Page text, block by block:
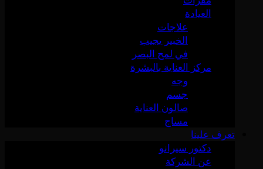
العيادة
علاجات
الخبير يجيب
في لمح البصر
مركز العناية بالبشرة
وجه
جسم
صالون العناية
مساج
تعرف علينا
دكتور سيرانو
عن الشركة